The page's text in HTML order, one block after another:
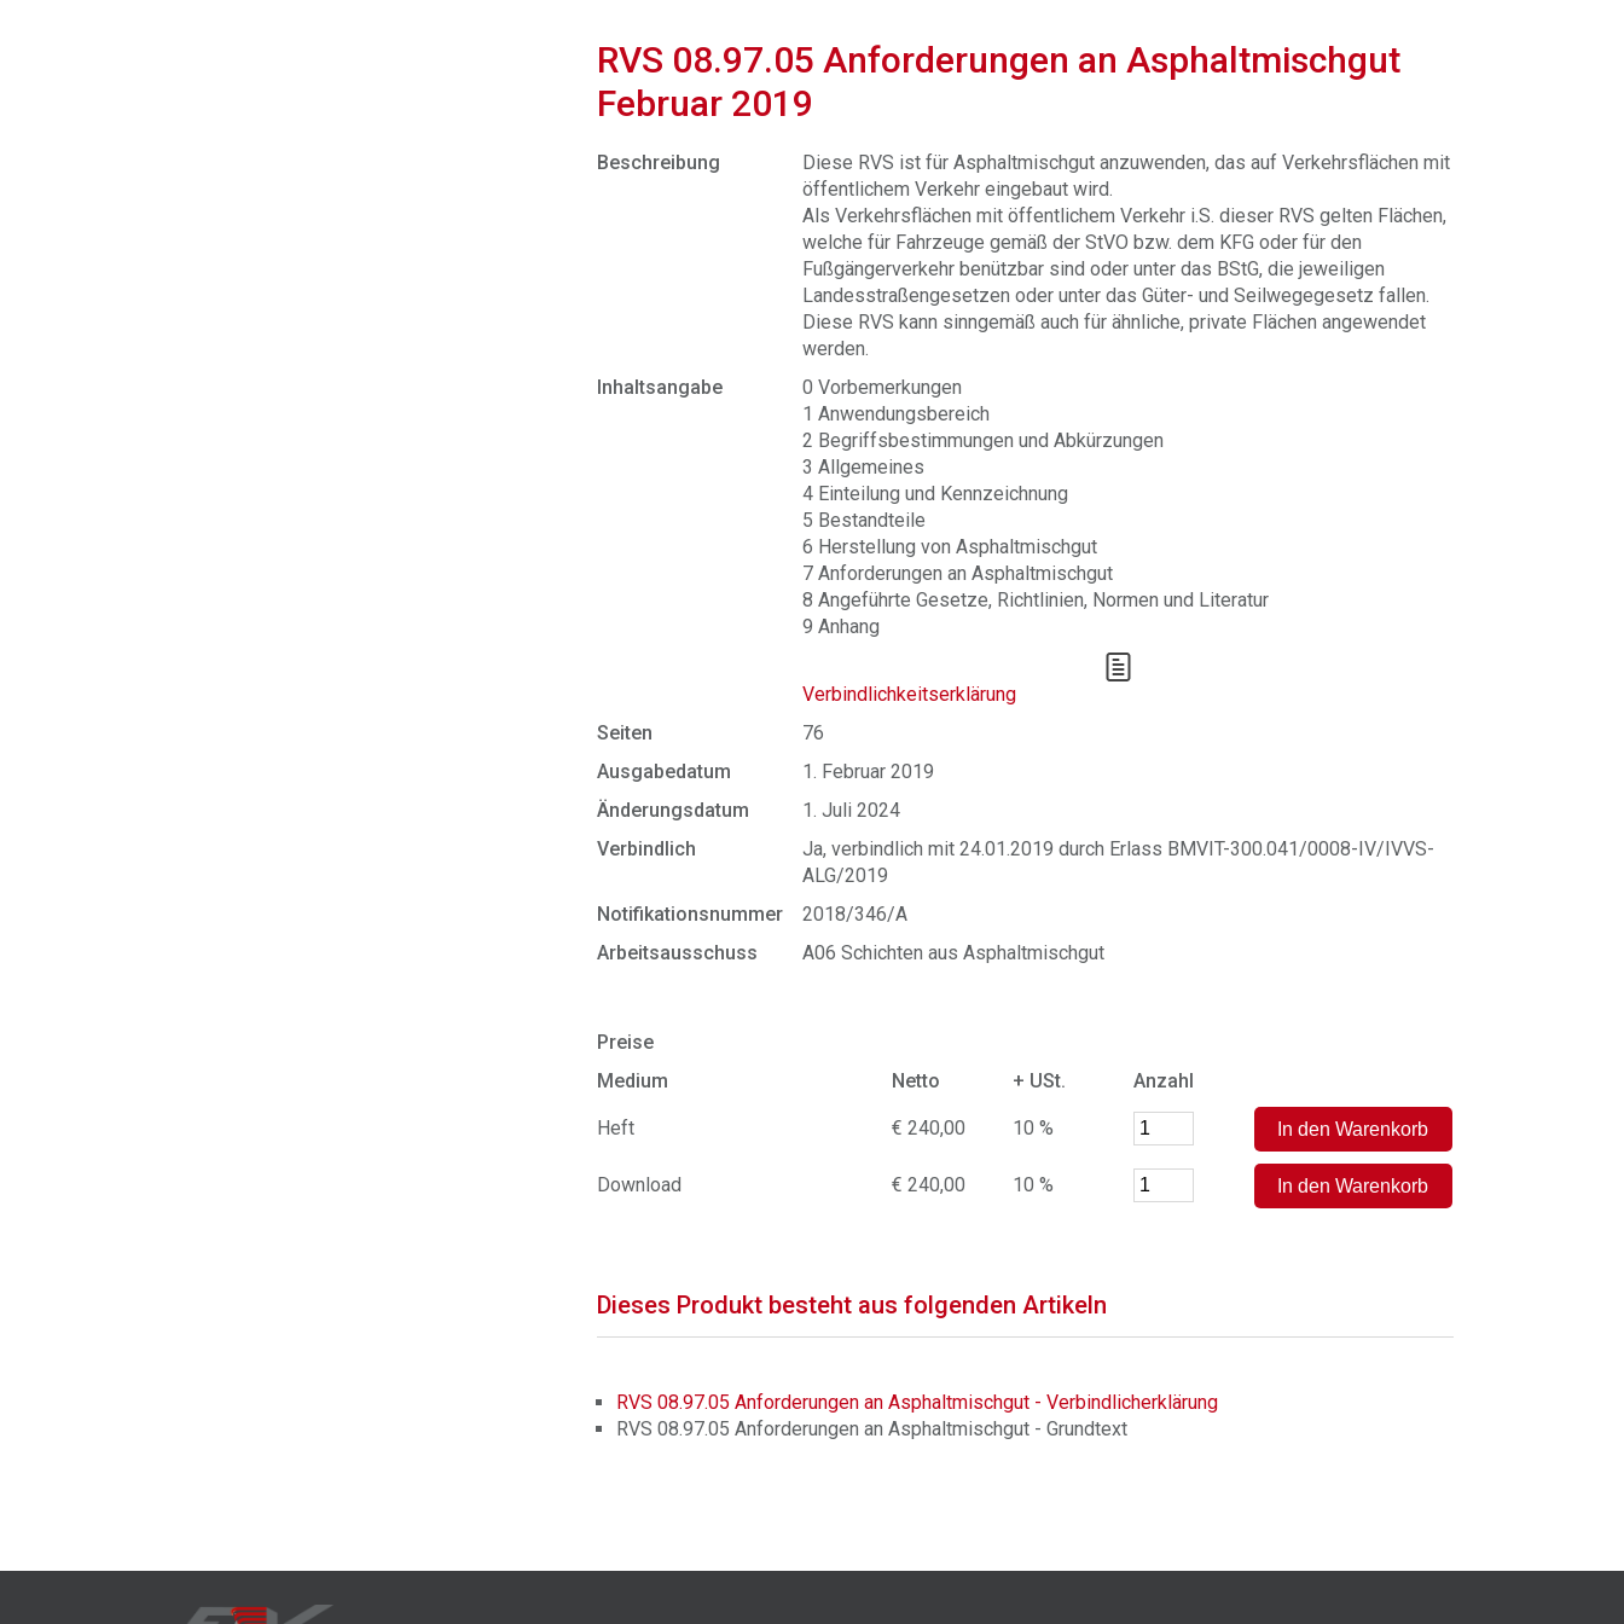
RVS 08.97.05 Anforderungen an Asphaltmischgut
Februar 2019
Beschreibung
Diese RVS ist für Asphaltmischgut anzuwenden, das auf Verkehrsflächen mit
öffentlichem Verkehr eingebaut wird.
Als Verkehrsflächen mit öffentlichem Verkehr i.S. dieser RVS gelten Flächen,
welche für Fahrzeuge gemäß der StVO bzw. dem KFG oder für den
Fußgängerverkehr benützbar sind oder unter das BStG, die jeweiligen
Landesstraßengesetzen oder unter das Güter- und Seilwegegesetz fallen.
Diese RVS kann sinngemäß auch für ähnliche, private Flächen angewendet
werden.
Inhaltsangabe
0 Vorbemerkungen
1 Anwendungsbereich
2 Begriffsbestimmungen und Abkürzungen
3 Allgemeines
4 Einteilung und Kennzeichnung
5 Bestandteile
6 Herstellung von Asphaltmischgut
7 Anforderungen an Asphaltmischgut
8 Angeführte Gesetze, Richtlinien, Normen und Literatur
9 Anhang
Verbindlichkeitserklärung
Seiten
76
Ausgabedatum
1. Februar 2019
Änderungsdatum
1. Juli 2024
Verbindlich
Ja, verbindlich mit 24.01.2019 durch Erlass BMVIT-300.041/0008-IV/IVVS-
ALG/2019
Notifikationsnummer
2018/346/A
Arbeitsausschuss
A06 Schichten aus Asphaltmischgut
Preise
Medium
Netto + USt. Anzahl
Heft € 240,00 10 %
Download € 240,00 10 %
Dieses Produkt besteht aus folgenden Artikeln
RVS 08.97.05 Anforderungen an Asphaltmischgut - Verbindlicherklärung
RVS 08.97.05 Anforderungen an Asphaltmischgut - Grundtext